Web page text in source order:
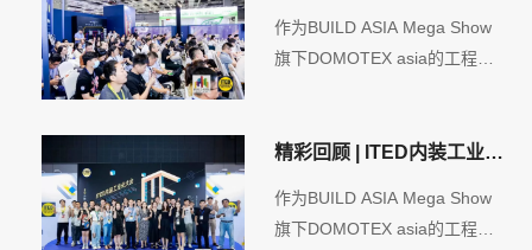
大会
作为BUILD ASIA Mega Show
旗下DOMOTEX asia的工程引
建筑装饰行业上下游交流的盛会
精彩回顾 | ITED内装工业化
大会完美收官，期待下次相
见！
作为BUILD ASIA Mega Show
旗下DOMOTEX asia的工程引